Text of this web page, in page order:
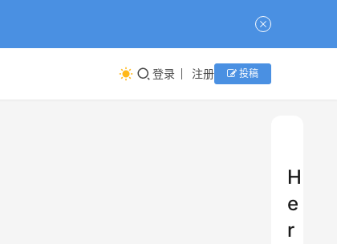
登录 注册 投稿
H
e
r